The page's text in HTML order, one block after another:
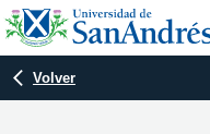
Volver